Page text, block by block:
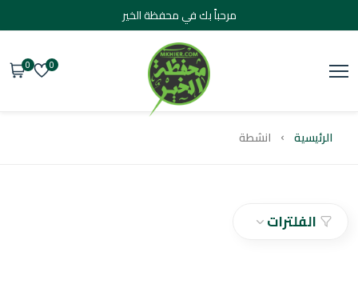
مرحباً بك في محفظة الخير
انشطة
الفلترات